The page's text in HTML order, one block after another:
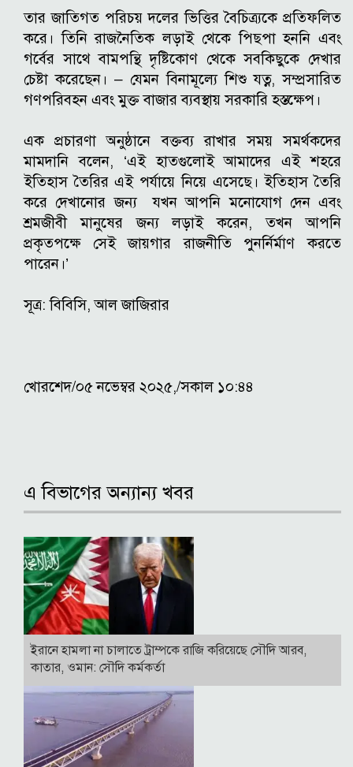
তার জাতিগত পরিচয় দলের ভিত্তির বৈচিত্র্যকে প্রতিফলিত
করে। তিনি রাজনৈতিক লড়াই থেকে পিছপা হননি এবং
গর্বের সাথে বামপন্থি দৃষ্টিকোণ থেকে সবকিছুকে দেখার
চেষ্টা করেছেন। – যেমন বিনামূল্যে শিশু যত্ন, সম্প্রসারিত
গণপরিবহন এবং মুক্ত বাজার ব্যবস্থায় সরকারি হস্তক্ষেপ।
এক প্রচারণা অনুষ্ঠানে বক্তব্য রাখার সময় সমর্থকদের
মামদানি বলেন, ‘এই হাতগুলোই আমাদের এই শহরে
ইতিহাস তৈরির এই পর্যায়ে নিয়ে এসেছে। ইতিহাস তৈরি
করে দেখানোর জন্য যখন আপনি মনোযোগ দেন এবং
শ্রমজীবী ​​মানুষের জন্য লড়াই করেন, তখন আপনি
প্রকৃতপক্ষে সেই জায়গার রাজনীতি পুনর্নির্মাণ করতে
পারেন।’
সূত্র: বিবিসি, আল জাজিরার
খোরশেদ/০৫ নভেম্বর ২০২৫,/সকাল ১০:৪৪
এ বিভাগের অন্যান্য খবর
ইরানে হামলা না চালাতে ট্রাম্পকে রাজি করিয়েছে সৌদি আরব,
কাতার, ওমান: সৌদি কর্মকর্তা